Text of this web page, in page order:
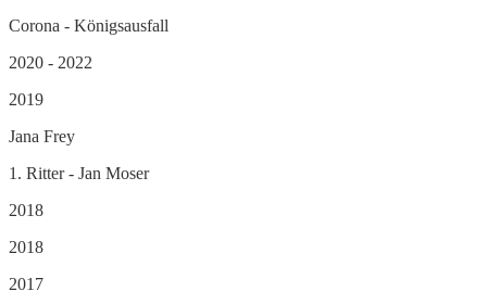
Corona - Königsausfall
2020 - 2022
2019
Jana Frey
1. Ritter - Jan Moser
2018
2018
2017